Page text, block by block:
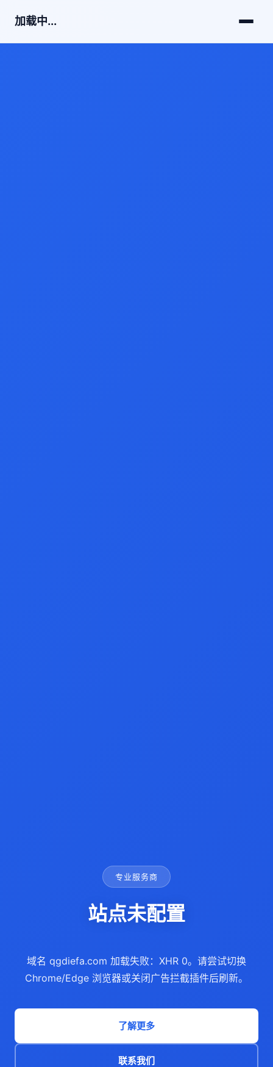
加载中...
专业服务商
站点未配置
域名 qgdiefa.com 加载失败：XHR 0。请尝试切换
Chrome/Edge 浏览器或关闭广告拦截插件后刷新。
了解更多
联系我们